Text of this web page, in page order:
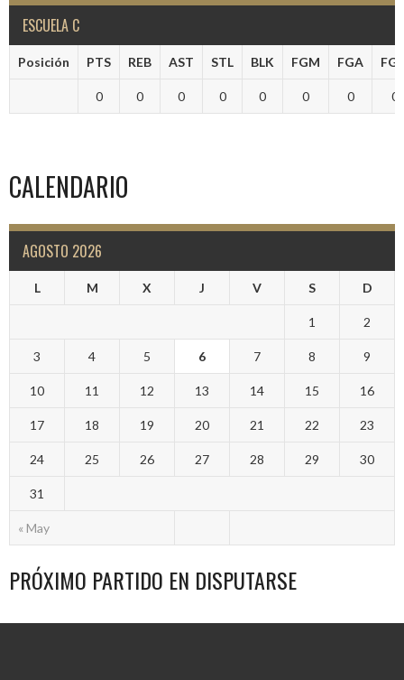
ESCUELA C
Posición PTS REB AST STL BLK FGM FGA
0 0 0 0 0 0 0 0
CALENDARIO
AGOSTO 2026
L M X J V S D
« May
1 2
3 4 5 6 7 8 9
10 11 12 13 14 15 16
17 18 19 20 21 22 23
24 25 26 27 28 29 30
31
PRÓXIMO PARTIDO EN DISPUTARSE